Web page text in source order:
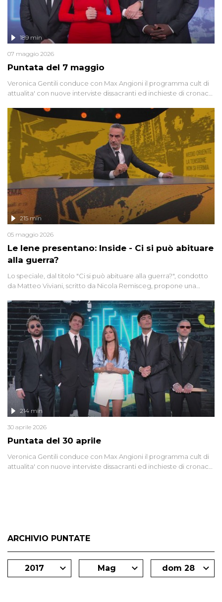
Puntata del 7 maggio
189 min
07 maggio 2026
Veronica Gentili conduce con Max Angioni il programma cult di
attualita' con nuove interviste dissacranti ed inchieste di cronaca
Le Iene presentano: Inside - Ci si può abituare
alla guerra?
215 min
05 maggio 2026
Lo speciale, dal titolo "Ci si può abituare alla guerra?", condotto
da Matteo Viviani, scritto da Nicola Remisceg, propone una
di settore - su quanto la guerra sia diventata una realtà pervasiva.
Anche se l'Italia non è direttamente coinvolta in conflitti armati, il
contesto globale rende impossibile considerarla un fenomeno
lontano.
Puntata del 30 aprile
214 min
30 aprile 2026
Veronica Gentili conduce con Max Angioni il programma cult di
attualita' con nuove interviste dissacranti ed inchieste di cronaca
ARCHIVIO PUNTATE
2017 Mag dom 28